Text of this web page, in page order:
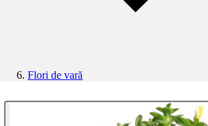
Flori de vară